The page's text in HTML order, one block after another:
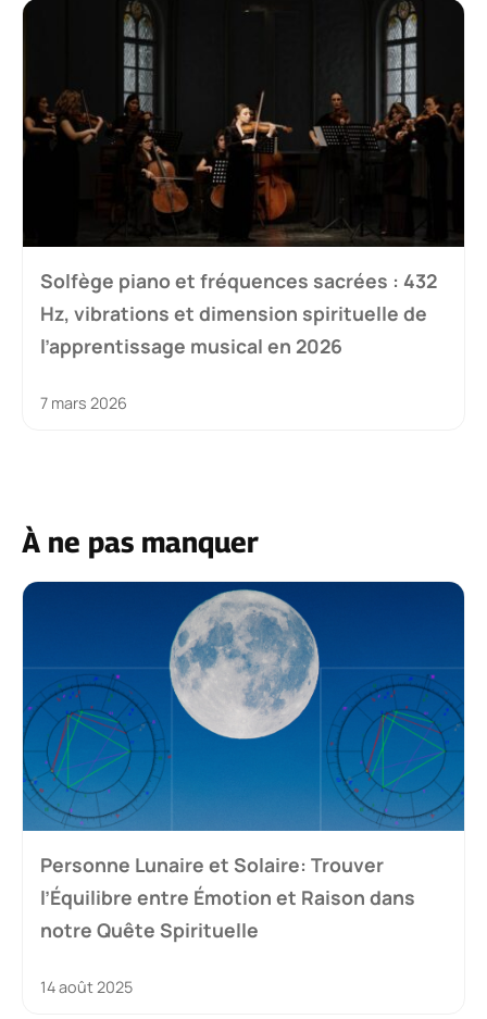
Solfège piano et fréquences sacrées : 432
Hz, vibrations et dimension spirituelle de
l’apprentissage musical en 2026
7 mars 2026
À ne pas manquer
Personne Lunaire et Solaire: Trouver
l’Équilibre entre Émotion et Raison dans
notre Quête Spirituelle
14 août 2025